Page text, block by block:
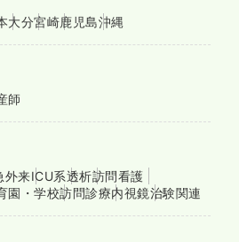
大分宮崎鹿児島沖縄
師
外来ICU系透析訪問看護
園・学校訪問診療内視鏡治験関連